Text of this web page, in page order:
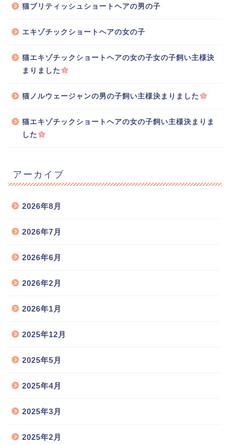
猫ブリティッシュショートヘアの男の子
エキゾチックショートヘアの女の子
猫エキゾチックショートヘアの女の子女の子飼い主様決
まりました
猫ノルウェージャンの男の子飼い主様決まりました
猫エキゾチックショートヘアの女の子飼い主様決まりま
した
アーカイブ
2026年8月
2026年7月
2026年6月
2026年2月
2026年1月
2025年12月
2025年5月
2025年4月
2025年3月
2025年2月